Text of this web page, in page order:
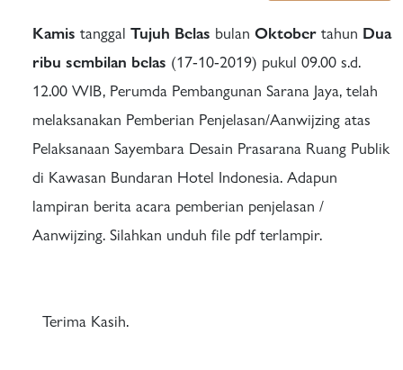
Kamis tanggal Tujuh Belas bulan Oktober tahun Dua
ribu sembilan belas (17-10-2019) pukul 09.00 s.d.
12.00 WIB, Perumda Pembangunan Sarana Jaya, telah
melaksanakan Pemberian Penjelasan/Aanwijzing atas
Pelaksanaan Sayembara Desain Prasarana Ruang Publik
di Kawasan Bundaran Hotel Indonesia. Adapun
lampiran berita acara pemberian penjelasan /
Aanwijzing. Silahkan unduh file pdf terlampir.
Terima Kasih.